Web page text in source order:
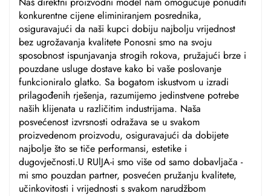
konkurentne cijene eliminiranjem posrednika,
osiguravajući da naši kupci dobiju najbolju vrijednost
bez ugrožavanja kvalitete Ponosni smo na svoju
sposobnost ispunjavanja strogih rokova, pružajući brze i
pouzdane usluge dostave kako bi vaše poslovanje
funkcioniralo glatko. Sa bogatom iskustvom u izradi
prilagođenih rješenja, razumijemo jedinstvene potrebe
naših klijenata u različitim industrijama. Naša
posvećenost izvrsnosti odražava se u svakom
proizvedenom proizvodu, osiguravajući da dobijete
najbolje što se tiče performansi, estetike i
dugovječnosti.U RUlJA-i smo više od samo dobavljača -
mi smo pouzdan partner, posvećen pružanju kvalitete,
učinkovitosti i vrijednosti s svakom narudžbom